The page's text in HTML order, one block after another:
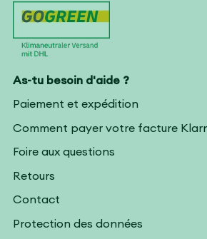
As-tu besoin d'aide ?
Paiement et expédition
Comment payer votre facture
Foire aux questions
Retours
Contact
Protection des données